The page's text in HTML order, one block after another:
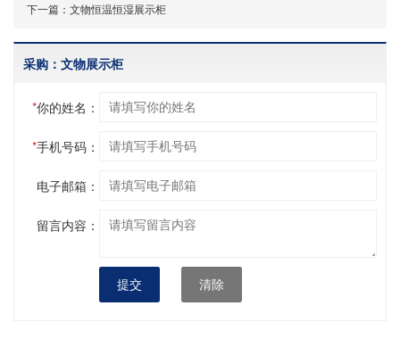
下一篇： 文物恒温恒湿展示柜
采购：文物展示柜
*你的姓名：
*手机号码：
电子邮箱：
留言内容：
提交 清除